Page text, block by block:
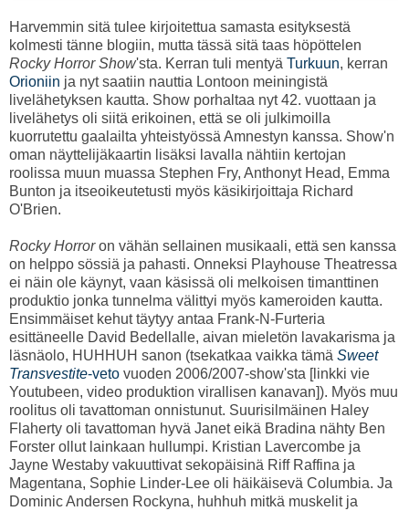
Harvemmin sitä tulee kirjoitettua samasta esityksestä
kolmesti tänne blogiin, mutta tässä sitä taas höpöttelen
Rocky Horror Show'sta. Kerran tuli mentyä Turkuun, kerran
Orioniin ja nyt saatiin nauttia Lontoon meiningistä
livelähetyksen kautta. Show porhaltaa nyt 42. vuottaan ja
livelähetys oli siitä erikoinen, että se oli julkimoilla
kuorrutettu gaalailta yhteistyössä Amnestyn kanssa. Show'n
oman näyttelijäkaartin lisäksi lavalla nähtiin kertojan
roolissa muun muassa Stephen Fry, Anthonyt Head, Emma
Bunton ja itseoikeutetusti myös käsikirjoittaja Richard
O'Brien.
Rocky Horroron vähän sellainen musikaali, että sen kanssa
on helppo sössiä ja pahasti. Onneksi Playhouse Theatressa
ei näin ole käynyt, vaan käsissä oli melkoisen timanttinen
produktio jonka tunnelma välittyi myös kameroiden kautta.
Ensimmäiset kehut täytyy antaa Frank-N-Furteria
esittäneelle David Bedellalle, aivan mieletön lavakarisma ja
läsnäolo, HUHHUH sanon (tsekatkaa vaikka tämä Sweet
Transvestite-veto vuoden 2006/2007-show'sta [linkki vie
Youtubeen, video produktion virallisen kanavan]). Myös muu
roolitus oli tavattoman onnistunut. Suurisilmäinen Haley
Flaherty oli tavattoman hyvä Janet eikä Bradina nähty Ben
Forster ollut lainkaan hullumpi. Kristian Lavercombe ja
Jayne Westaby vakuuttivat sekopäisinä Riff Raffina ja
Magentana, Sophie Linder-Lee oli häikäisevä Columbia. Ja
Dominic Andersen Rockyna, huhhuh mitkä muskelit ja